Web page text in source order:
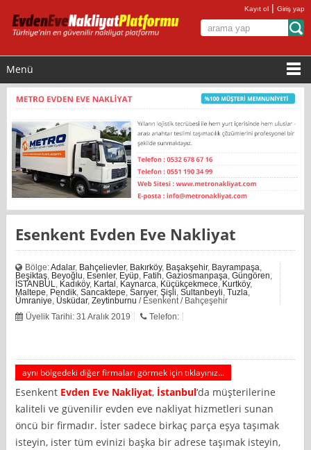
Kayıt ol |Giriş yap
Menü
Esenkent Evden Eve Nakliyat
Bölge:Adalar, Bahçelievler, Bakırköy, Başakşehir, Bayrampaşa,
Beşiktaş, Beyoğlu, Esenler, Eyüp, Fatih,Gaziosmanpaşa,Güngören,
İSTANBUL, Kadıköy, Kartal , Kaynarca, Küçükçekmece, Kurtköy,
Maltepe, Pendik,Sancaktepe,Sarıyer,Şişli,Sultanbeyli,Tuzla,
Ümraniye, Üsküdar,Zeytinburnu / Esenkent / Bahçeşehir
Üyelik Tarihi: 31 Aralık 2019
Telefon:
aynı bölgedeki diğer firmaları görmek için tıklayınız...
Esenkent Evden Eve Nakliyat, İstanbul‘da müşterilerine
kaliteli ve güvenilir evden eve nakliyat hizmetleri sunan
öncü bir firmadır. İster sadece birkaç parça eşya taşımak
isteyin, ister tüm evinizi başka bir adrese taşımak isteyin,